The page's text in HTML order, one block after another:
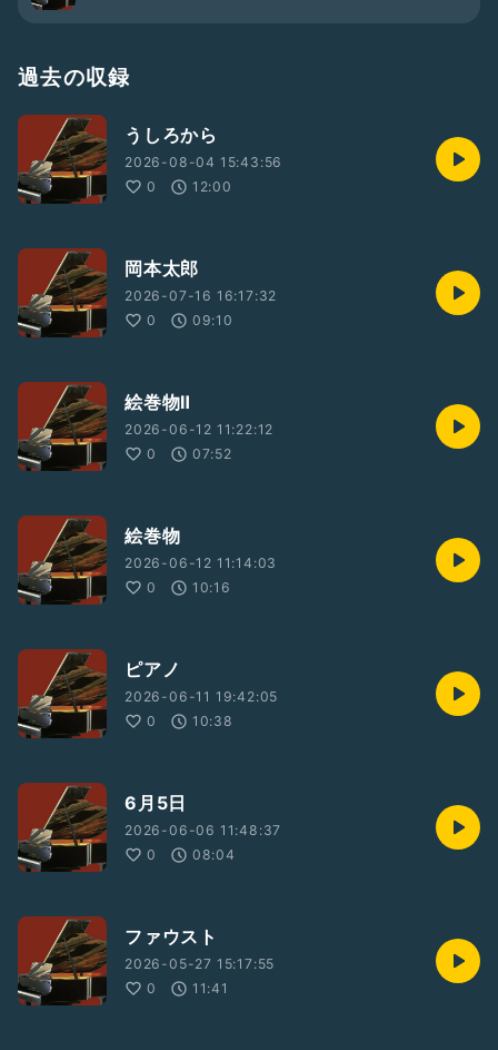
過去の収録
うしろから
2026-08-04 15:43:56
0
12:00
岡本太郎
2026-07-16 16:17:32
0
09:10
絵巻物Ⅱ
2026-06-12 11:22:12
0
07:52
絵巻物
2026-06-12 11:14:03
0
10:16
ピアノ
2026-06-11 19:42:05
0
10:38
6月5日
2026-06-06 11:48:37
0
08:04
ファウスト
2026-05-27 15:17:55
0
11:41